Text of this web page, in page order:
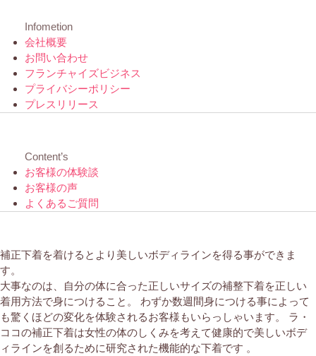
Infometion
会社概要
お問い合わせ
フランチャイズビジネス
プライバシーポリシー
プレスリリース
Content’s
お客様の体験談
お客様の声
よくあるご質問
補正下着を着けるとより美しいボディラインを得る事ができま
す。
大事なのは、自分の体に合った正しいサイズの補整下着を正しい
着用方法で身につけること。 わずか数週間身につける事によって
も驚くほどの変化を体験されるお客様もいらっしゃいます。 ラ・
ココの補正下着は女性の体のしくみを考えて健康的で美しいボデ
ィラインを創るために研究された機能的な下着です 。